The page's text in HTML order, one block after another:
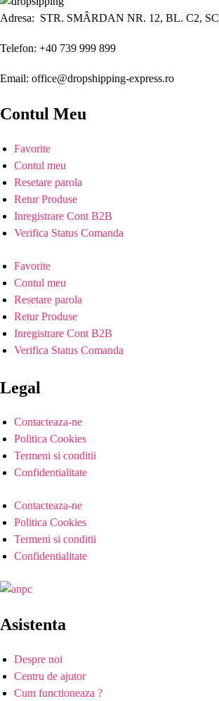
Adresa: STR. SMÂRDAN NR. 12, BL. C2,
Telefon: +40 739 999 899
Email: office@dropshipping-express.ro
Contul Meu
Favorite
Contul meu
Resetare parola
Retur Produse
Inregistrare Cont B2B
Verifica Status Comanda
Favorite
Contul meu
Resetare parola
Retur Produse
Inregistrare Cont B2B
Verifica Status Comanda
Legal
Contacteaza-ne
Politica Cookies
Termeni si conditii
Confidentialitate
Contacteaza-ne
Politica Cookies
Termeni si conditii
Confidentialitate
Asistenta
Despre noi
Centru de ajutor
Cum functioneaza ?